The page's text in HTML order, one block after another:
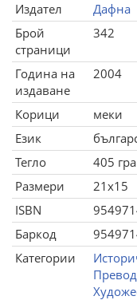
Издател
Дафна
Брой
страници
342
Година на
издаване
2004
Корици
меки
Език
Тегло
405
Размери
21x15
ISBN
Баркод
Категории